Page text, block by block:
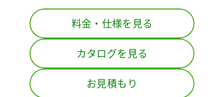
料金・仕様を見る
カタログを見る
お見積もり